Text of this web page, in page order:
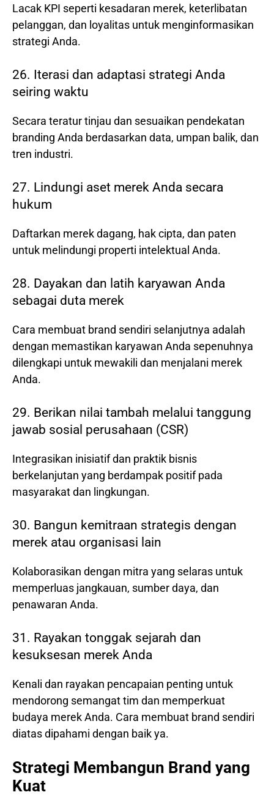
Lacak KPI seperti kesadaran merek, keterlibatan
pelanggan, dan loyalitas untuk menginformasikan
strategi Anda.
26. Iterasi dan adaptasi strategi Anda
seiring waktu
Secara teratur tinjau dan sesuaikan pendekatan
branding Anda berdasarkan data, umpan balik, dan
tren industri.
27. Lindungi aset merek Anda secara
hukum
Daftarkan merek dagang, hak cipta, dan paten
untuk melindungi properti intelektual Anda.
28. Dayakan dan latih karyawan Anda
sebagai duta merek
Cara membuat brand sendiri selanjutnya adalah
dengan memastikan karyawan Anda sepenuhnya
dilengkapi untuk mewakili dan menjalani merek
Anda.
29. Berikan nilai tambah melalui tanggung
jawab sosial perusahaan (CSR)
Integrasikan inisiatif dan praktik bisnis
berkelanjutan yang berdampak positif pada
masyarakat dan lingkungan.
30. Bangun kemitraan strategis dengan
merek atau organisasi lain
Kolaborasikan dengan mitra yang selaras untuk
memperluas jangkauan, sumber daya, dan
penawaran Anda.
31. Rayakan tonggak sejarah dan
kesuksesan merek Anda
Kenali dan rayakan pencapaian penting untuk
mendorong semangat tim dan memperkuat
budaya merek Anda. Cara membuat brand sendiri
diatas dipahami dengan baik ya.
Strategi Membangun Brand yang
Kuat